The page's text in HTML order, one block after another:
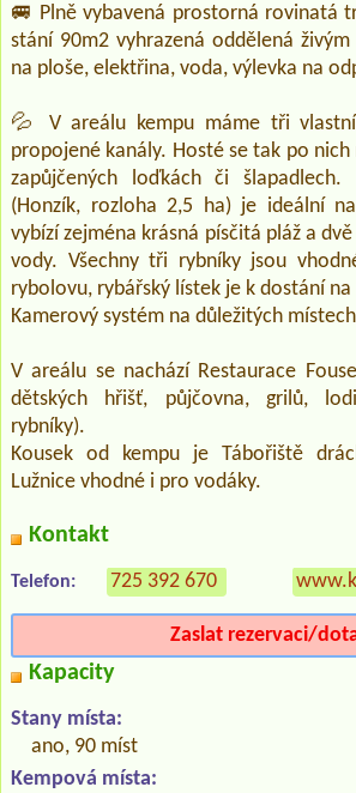
🚐 Plně vybavená prostorná rovinatá
stání 90m2 vyhrazená oddělená
na ploše, elektřina, voda, výlevka na
💦 V areálu kempu máme tři vlastní
propojené kanály. Hosté se tak po
zapůjčených loďkách či
(Honzík, rozloha 2,5 ha) je ideální
vybízí zejména krásná písčitá pláž a
vody. Všechny tři rybníky jsou
rybolovu, rybářský lístek je k dostání
Kamerový systém na důležitých
V areálu se nachází Restaurace
dětských hřišť, půjčovna, grilů,
rybníky).
Kousek od kempu je Tábořiště
Lužnice vhodné i pro vodáky.
Kontakt
Telefon: 725 392 670
Zaslat rezervaci/
Kapacity
Stany místa:
ano, 90 míst
Kempová místa: